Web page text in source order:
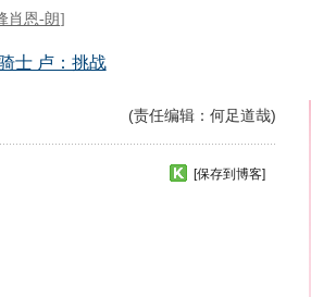
(责任编辑：何足道哉)
[保存到博客]